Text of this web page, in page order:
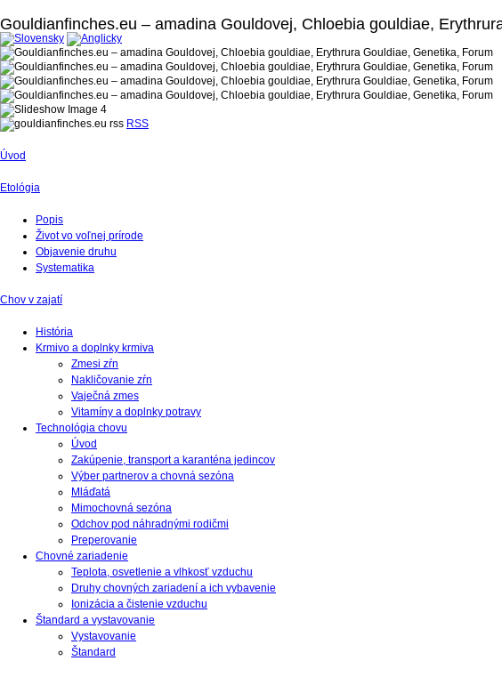
Gouldianfinches.eu – amadina Gouldovej, Chloebia gouldiae,
RSS
Úvod
Etológia
Popis
Život vo voľnej prírode
Objavenie druhu
Systematika
Chov v zajatí
História
Krmivo a doplnky krmiva
Zmesi zŕn
Nakličovanie zŕn
Vaječná zmes
Vitamíny a doplnky potravy
Technológia chovu
Úvod
Zakúpenie, transport a karanténa jedincov
Výber partnerov a chovná sezóna
Mláďatá
Mimochovná sezóna
Odchov pod náhradnými rodičmi
Preperovanie
Chovné zariadenie
Teplota, osvetlenie a vlhkosť vzduchu
Druhy chovných zariadení a ich vybavenie
Ionizácia a čistenie vzduchu
Štandard a vystavovanie
Vystavovanie
Štandard